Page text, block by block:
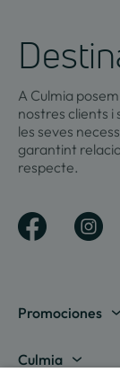
A Culmia
nostres clients i
les seves
garantint
respecte.
Promociones
Mostrar totes
Culmia